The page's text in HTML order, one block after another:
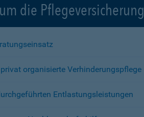
die Pflegeversicherung
organisierte Verhinderungspflege
Entlastungsleistungen